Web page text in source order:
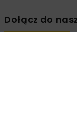
Dołącz do